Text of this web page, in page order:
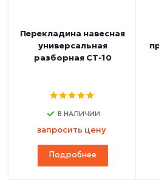
Перекладина навесная
универсальная
разборная СТ-10
В НАЛИЧИИ
запросить цену
Подробнее